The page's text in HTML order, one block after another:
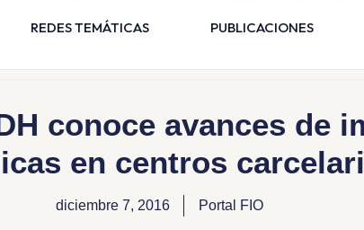
REDES TEMÁTICAS PUBLICACIONES
conoce avances de
en centros
diciembre 7, 2016 Portal FIO